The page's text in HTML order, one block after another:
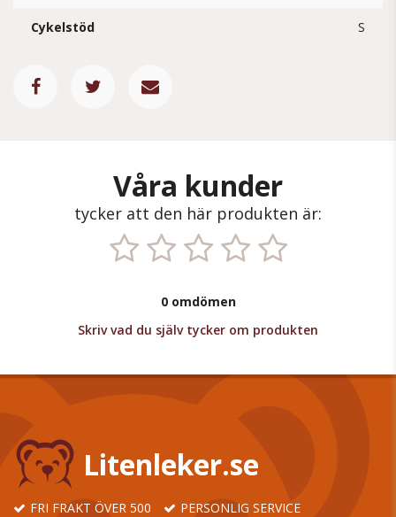
Cykelstöd S
Våra kunder
tycker att den här produkten är:
0 omdömen
Skriv vad du själv tycker om produkten
Litenleker.se
FRI FRAKT ÖVER 500
PERSONLIG SERVICE